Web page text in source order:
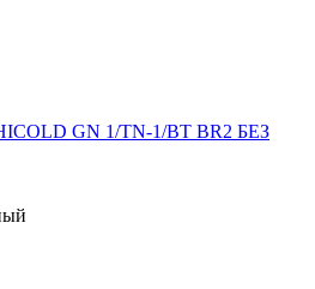
GN 1/TN-1/BT BR2 БЕЗ